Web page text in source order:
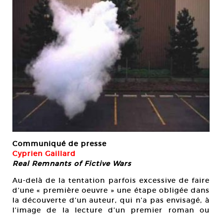
Communiqué de presse
Cyprien Gaillard
Real Remnants of Fictive Wars
Au-delà de la tentation parfois excessive de faire
d’une « première oeuvre » une étape obligée dans
la découverte d’un auteur, qui n’a pas envisagé, à
l’image de la lecture d’un premier roman ou